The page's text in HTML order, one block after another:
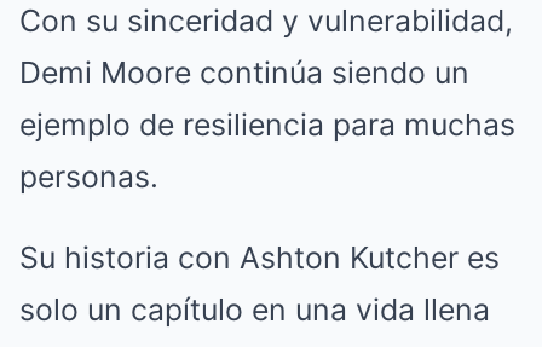
Con su sinceridad y vulnerabilidad,
Demi Moore continúa siendo un
ejemplo de resiliencia para muchas
personas.
Su historia con Ashton Kutcher es
solo un capítulo en una vida llena